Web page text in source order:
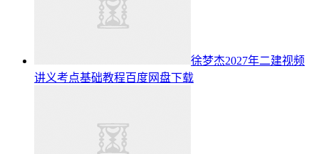
徐梦杰2027年二建视频
讲义考点基础教程百度网盘下载